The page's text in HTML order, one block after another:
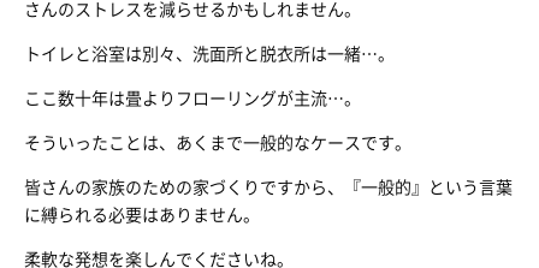
さんのストレスを減らせるかもしれません。
トイレと浴室は別々、洗面所と脱衣所は一緒…。
ここ数十年は畳よりフローリングが主流…。
そういったことは、あくまで一般的なケースです。
皆さんの家族のための家づくりですから、『一般的』という言葉
に縛られる必要はありません。
柔軟な発想を楽しんでくださいね。